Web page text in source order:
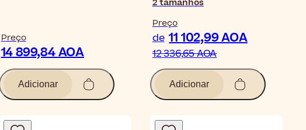
Preço
14 899,84 AOA
Adicionar
2 tamanhos
Preço
de 11 102,99 AOA
12 336,65 AOA
Adicionar